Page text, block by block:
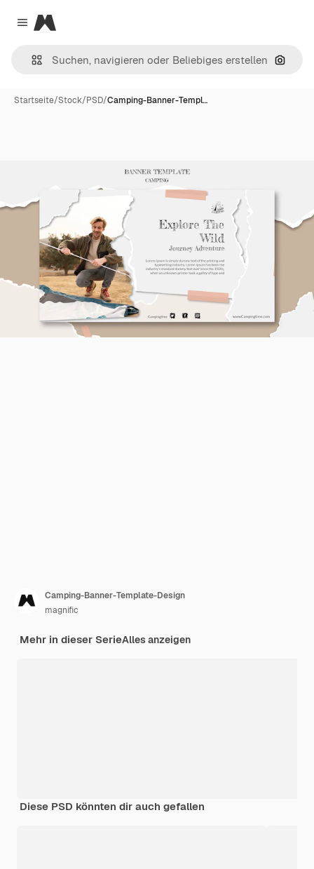
Close menu
Magnific
Nach
Startseite/Stock/PSD/Camping-Banner-Templ…
Camping-Banner-Template-Design
magnific
Mehr in dieser SerieAlles anzeigen
Diese PSD könnten dir auch gefallen